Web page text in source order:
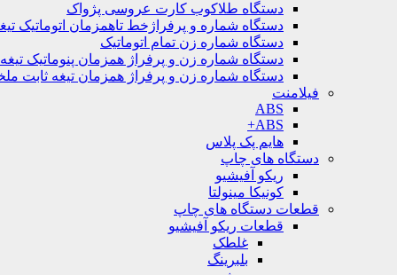
دستگاه طلاکوب کارت عروسی پژواک
دستگاه شماره و پرفراژخط تاهمزمان اتوماتیک
دستگاه شماره زن تمام اتوماتیک
دستگاه شماره زن و پرفراژ همزمان پنوماتیک
دستگاه شماره زن و پرفراژ همزمان تیغه ثابت
فیلامنت
ABS
ABS+
هایم پک پلاس
دستگاه های چاپ
ریکو آفیشیو
کونیکا مینولتا
قطعات دستگاه های چاپ
قطعات ریکو آفیشیو
غلطک
بلبرینگ